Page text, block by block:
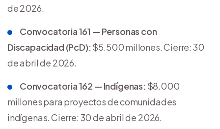
de 2026.
Convocatoria 161 — Personas con
Discapacidad (PcD): $5.500 millones. Cierre: 30
de abril de 2026.
Convocatoria 162 — Indígenas: $8.000
millones para proyectos de comunidades
indígenas. Cierre: 30 de abril de 2026.